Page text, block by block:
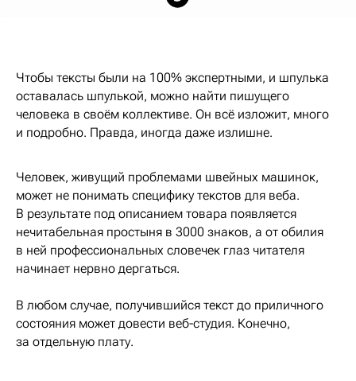
Чтобы тексты были на 100% экспертными, и шпулька
оставалась шпулькой, можно найти пишущего
человека в своём коллективе. Он всё изложит, много
и подробно. Правда, иногда даже излишне.
Человек, живущий проблемами швейных машинок,
может не понимать специфику текстов для веба.
В результате под описанием товара появляется
нечитабельная простыня в 3000 знаков, а от обилия
в ней профессиональных словечек глаз читателя
начинает нервно дергаться.
В любом случае, получившийся текст до приличного
состояния может довести веб-студия. Конечно,
за отдельную плату.